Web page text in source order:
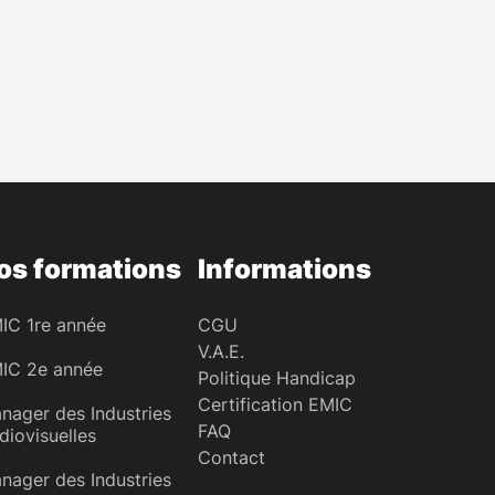
formations
1re année
2e année
des Industries
des Industries
Informations
CGU
V.A.E.
Politique Handicap
Certification EMIC
FAQ
Contact